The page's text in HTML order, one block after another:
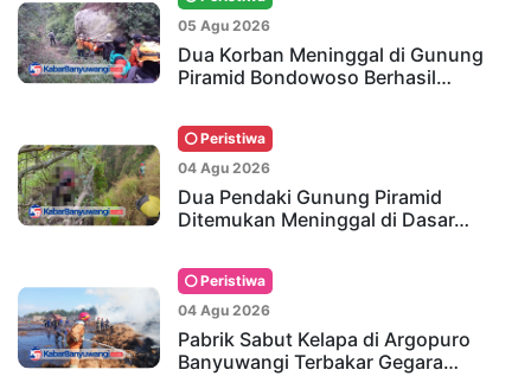
05 Agu 2026
Dua Korban Meninggal di Gunung
Piramid Bondowoso Berhasil…
Peristiwa
04 Agu 2026
Dua Pendaki Gunung Piramid
Ditemukan Meninggal di Dasar…
Peristiwa
04 Agu 2026
Pabrik Sabut Kelapa di Argopuro
Banyuwangi Terbakar Gegara…